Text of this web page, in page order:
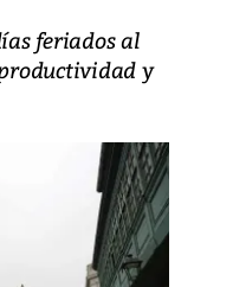
feriados al
y